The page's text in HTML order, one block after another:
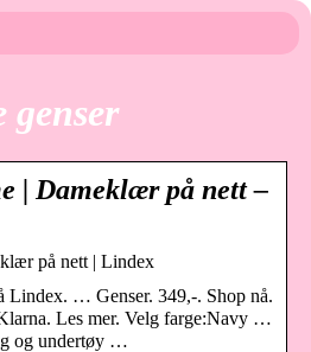
genser
| Dameklær på nett –
på nett | Lindex
Lindex. … Genser. 349,-. Shop nå.
Les mer. Velg farge:Navy …
og undertøy …